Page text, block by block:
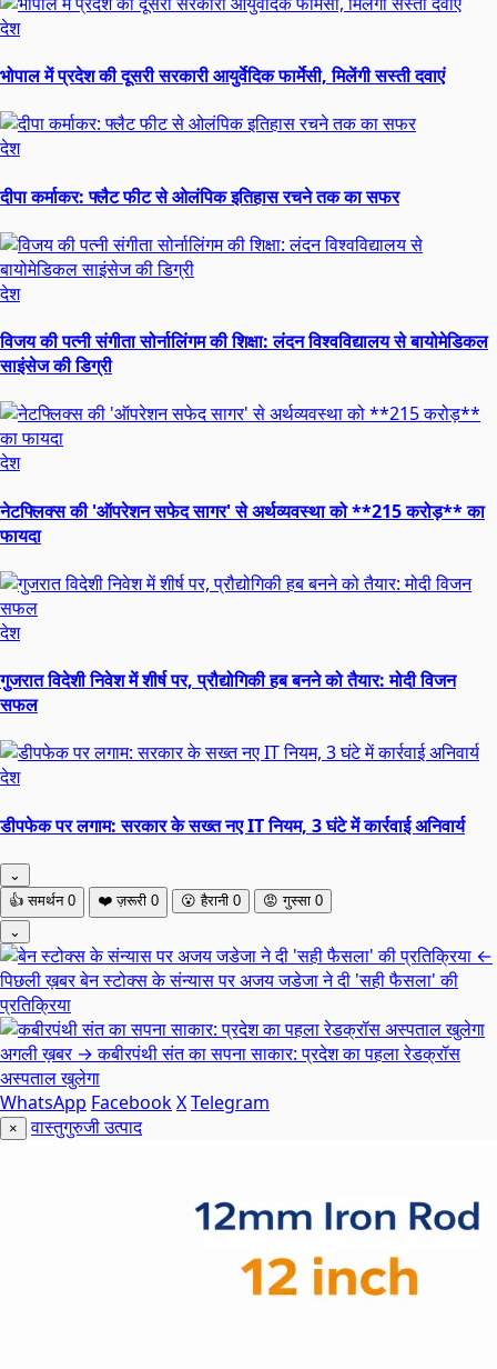
देश
भोपाल में प्रदेश की दूसरी सरकारी आयुर्वेदिक फार्मेसी, मिलेंगी सस्ती दवाएं
देश
दीपा कर्माकर: फ्लैट फीट से ओलंपिक इतिहास रचने तक का सफर
देश
विजय की पत्नी संगीता सोर्नालिंगम की शिक्षा: लंदन विश्वविद्यालय से बायोमेडिकल
साइंसेज की डिग्री
देश
नेटफ्लिक्स की 'ऑपरेशन सफेद सागर' से अर्थव्यवस्था को **215 करोड़** का
फायदा
देश
गुजरात विदेशी निवेश में शीर्ष पर, प्रौद्योगिकी हब बनने को तैयार: मोदी विजन
सफल
देश
डीपफेक पर लगाम: सरकार के सख्त नए IT नियम, 3 घंटे में कार्रवाई अनिवार्य
⌄
👍 समर्थन 0 ❤️ ज़रूरी 0 😮 हैरानी 0 😡 गुस्सा 0
⌄
←
पिछली ख़बरबेन स्टोक्स के संन्यास पर अजय जडेजा ने दी 'सही फैसला' की
प्रतिक्रिया
अगली ख़बर →कबीरपंथी संत का सपना साकार: प्रदेश का पहला रेडक्रॉस
अस्पताल खुलेगा
WhatsApp FacebookXTelegram
× वास्तुगुरुजी उत्पाद